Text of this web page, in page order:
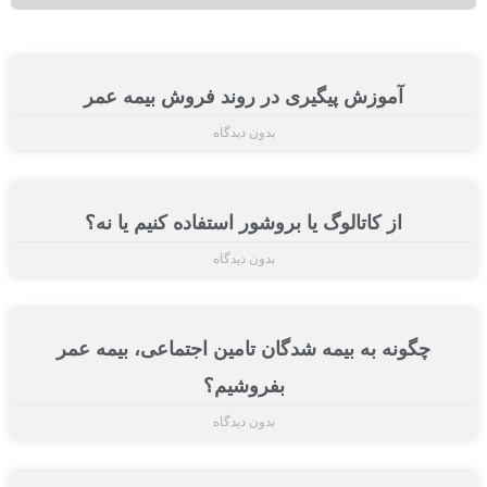
آموزش پیگیری در روند فروش بیمه عمر
بدون دیدگاه
از کاتالوگ یا بروشور استفاده کنیم یا نه؟
بدون دیدگاه
چگونه به بیمه شدگان تامین اجتماعی، بیمه عمر
بفروشیم؟
بدون دیدگاه